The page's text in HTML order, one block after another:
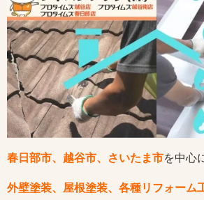
春日部市、越谷市、さいたま市を中心
外壁塗装、屋根塗装、各種リフォーム